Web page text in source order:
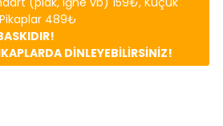
489₺
DİNLEYEBİLİRSİNİZ!